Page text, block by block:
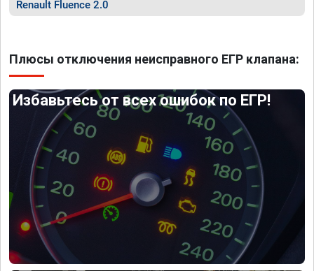
Renault Fluence 2.0
Плюсы отключения неисправного ЕГР клапана:
Избавьтесь от всех ошибок по ЕГР!